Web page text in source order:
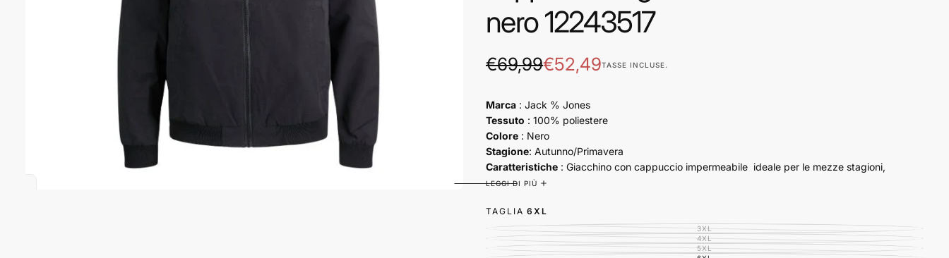
nero 12243517
€52,49
Prezzo
€69,99Prezzo
vendita
€52,49TASSE INCLUSE.
Marca : Jack % Jones
Tessuto : 100% poliestere
Colore : Nero
Stagione: Autunno/Primavera
Caratteristiche : Giacchino con cappuccio impermeabile ideale per le mezze stagioni,
chiusura a zip interna e cappuccio non staccabile.
LEGGI DI PIÙ
TAGLIA 6XL
3XLVARIANTE
ESAURITA
O
NON
4XLVARIANTE
ESAURITA
O
5XLVARIANTE